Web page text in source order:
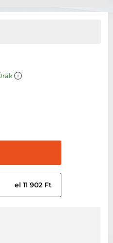
el 11 902 Ft